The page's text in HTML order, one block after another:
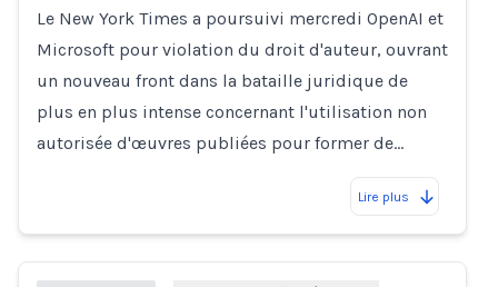
Le New York Times a poursuivi mercredi OpenAI et
Microsoft pour violation du droit d'auteur, ouvrant
un nouveau front dans la bataille juridique de
plus en plus intense concernant l'utilisation non
autorisée d'œuvres publiées pour former de…
Lire plus